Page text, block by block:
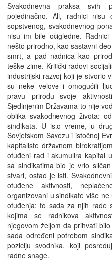
Svakodnevna praksa svih
pojedinačno. Ali, radnici nisu
sopstvenog, svakodnevnog
nisu im bile očigledne.
nešto prirodno, kao sastavni
smrt, a pad nadnica kao
teške zime. Kritički radovi
industrijski razvoj koji je stvorio
su neke velove i omogućili
pravu prirodu svoje
Sjedinjenim Državama to nije
oblika svakodnevnog života:
sindikata. U isto vreme, u
Sovjetskom Savezu i istočnoj
kapitaliste državnom
otuđeni rad i akumulira kapital
sa sindikatima bio je vrlo
stvari, ostao je isti.
otuđene aktivnosti,
organizovani u sindikate više
otuđenja: to sada za njih rade
kojima se radnikova
njegovom željom da prihvati
sada određeni potrebom
poziciju svodnika, koji
radne snage.